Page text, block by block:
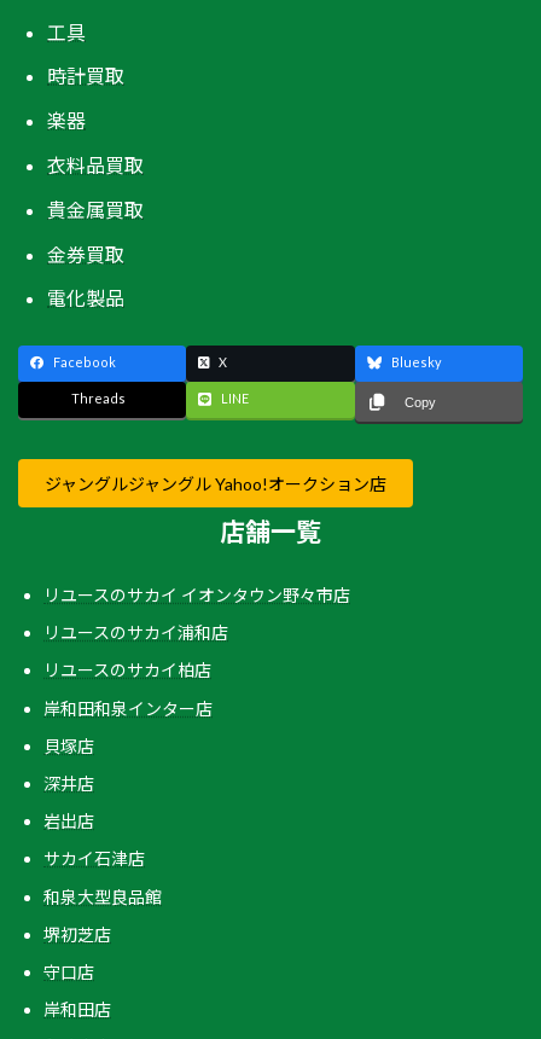
工具
時計買取
楽器
衣料品買取
貴金属買取
金券買取
電化製品
Facebook X Bluesky
Threads LINE Copy
ジャングルジャングル Yahoo!オークション店
店舗一覧
リユースのサカイ イオンタウン野々市店
リユースのサカイ浦和店
リユースのサカイ柏店
岸和田和泉インター店
貝塚店
深井店
岩出店
サカイ石津店
和泉大型良品館
堺初芝店
守口店
岸和田店